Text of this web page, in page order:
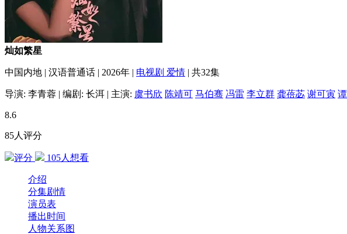
灿如繁星
中国内地 | 汉语普通话 | 2026年 | 电视剧 爱情 | 共32集
导演: 李青蓉 | 编剧: 长洱 | 主演: 虞书欣 陈靖可 马伯骞 冯雷 李立群 龚蓓苾 谢可寅
8.6
85人评分
评分 105人想看
介绍
分集剧情
演员表
播出时间
人物关系图